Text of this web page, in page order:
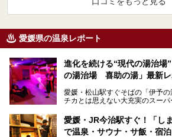
愛媛県の温泉レポート
進化を続ける“現代の湯治場
の湯治場 喜助の湯」最新レ
愛媛・松山駅すぐそばの「伊予
チカとは思えない大充実のスーパ
愛媛・JR今治駅すぐ！「し
で温泉・サウナ・サ飯・宿